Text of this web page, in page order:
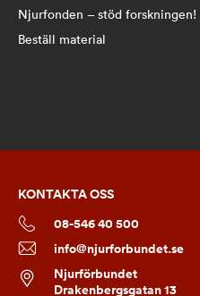
Njurfonden – stöd forskningen!
Beställ material
KONTAKTA OSS
08-546 40 500
info@njurforbundet.se
Njurförbundet
Drakenbergsgatan 13